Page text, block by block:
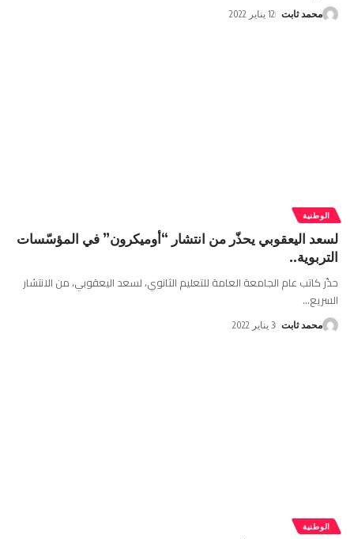
محمد ثابت 12 يناير 2022
الوطنية
لسعد اليعقوبي يحذّر من انتشار “أوميكرون” في المؤسّسات
التربوية..
حذّر كاتب عام الجامعة العامة للتعليم الثانوي، لسعد اليعقوبي، من الانتشار
السريع…
محمد ثابت 3 يناير 2022
الوطنية